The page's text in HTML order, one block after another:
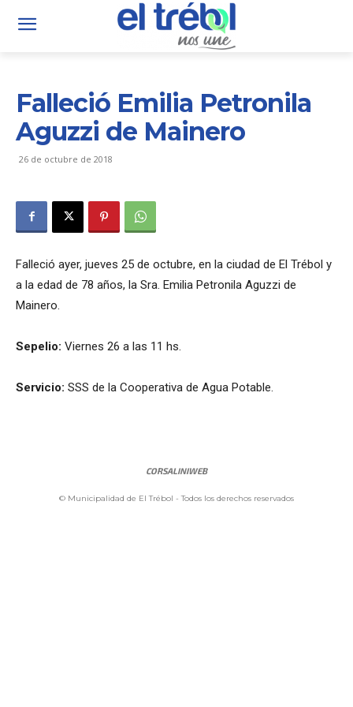
Falleció Emilia Petronila
Aguzzi de Mainero
26 de octubre de 2018
Falleció ayer, jueves 25 de octubre, en la ciudad de El Trébol y
a la edad de 78 años, la Sra. Emilia Petronila Aguzzi de
Mainero.
Sepelio: Viernes 26 a las 11 hs.
Servicio: SSS de la Cooperativa de Agua Potable.
CORSALINIWEB
© Municipalidad de El Trébol - Todos los derechos reservados